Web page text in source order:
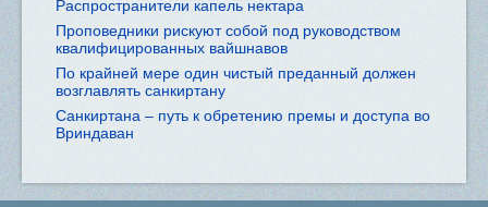
Распространители капель нектара
Проповедники рискуют собой под руководством
квалифицированных вайшнавов
По крайней мере один чистый преданный должен
возглавлять санкиртану
Санкиртана – путь к обретению премы и доступа во
Вриндаван